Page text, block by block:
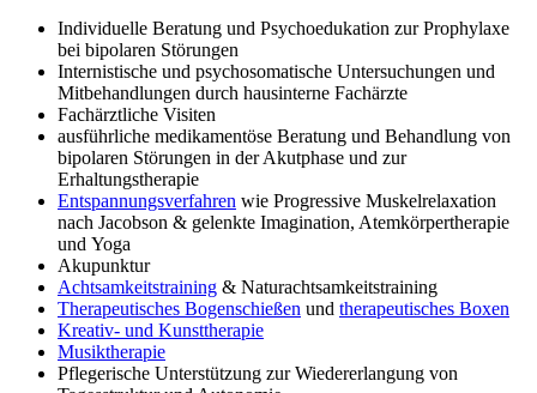
Individuelle Beratung und Psychoedukation zur Prophylaxe
bei bipolaren Störungen
Internistische und psychosomatische Untersuchungen und
Mitbehandlungen durch hausinterne Fachärzte
Fachärztliche Visiten
ausführliche medikamentöse Beratung und Behandlung von
bipolaren Störungen in der Akutphase und zur
Erhaltungstherapie
Entspannungsverfahren wie Progressive Muskelrelaxation
nach Jacobson & gelenkte Imagination, Atemkörpertherapie
und Yoga
Akupunktur
Achtsamkeitstraining & Naturachtsamkeitstraining
Therapeutisches Bogenschießen und therapeutisches Boxen
Kreativ- und Kunsttherapie
Musiktherapie
Pflegerische Unterstützung zur Wiedererlangung von